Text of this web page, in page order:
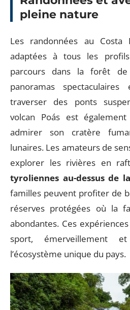
pleine nature
Les randonnées au
adaptées à tous les
parcours dans la forêt
panoramas
traverser des ponts
volcan Poás est
admirer son cratère
lunaires. Les amateurs de
explorer les rivières en
tyroliennes au-dessus de
familles peuvent profiter de
réserves protégées où la
abondantes. Ces
sport, émerveillement
l’écosystème unique du pays.